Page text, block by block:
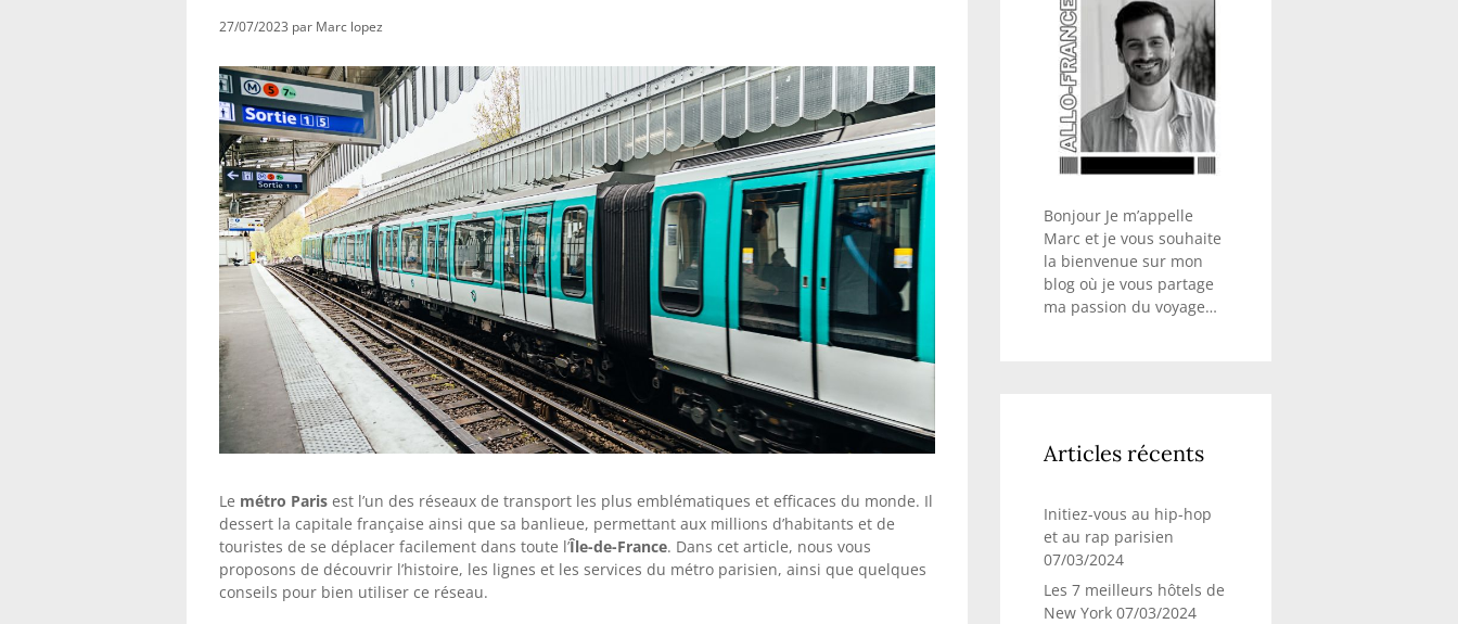
27/07/2023 par Marc lopez
Le métro Paris est l’un des réseaux de transport les plus emblématiques et efficaces du monde. Il
dessert la capitale française ainsi que sa banlieue, permettant aux millions d’habitants et de
touristes de se déplacer facilement dans toute l’Île-de-France. Dans cet article, nous vous
proposons de découvrir l’histoire, les lignes et les services du métro parisien, ainsi que quelques
conseils pour bien utiliser ce réseau.
Bonjour Je m’appelle
Marc et je vous souhaite
la bienvenue sur mon
blog où je vous partage
ma passion du voyage…
Articles récents
Initiez-vous au hip-hop
et au rap parisien
07/03/2024
Les 7 meilleurs hôtels de
New York 07/03/2024